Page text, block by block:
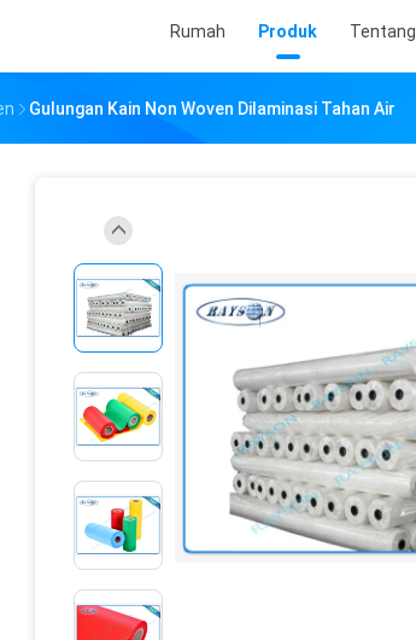
Rumah Produk
Gulungan Kain Non Woven Dilaminasi Tahan Air